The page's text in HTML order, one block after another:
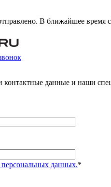
В ближайшее время
контактные данные и наши
персональных данных.*